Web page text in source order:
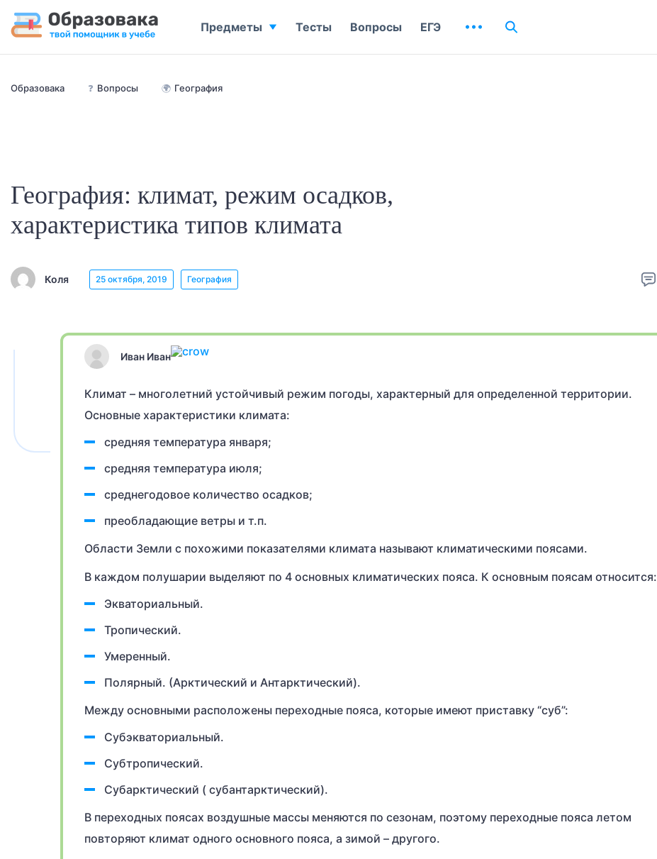
Образовака ❓ Вопросы 🌍 География
География: климат, режим осадков,
характеристика типов климата
Коля 25 октября, 2019 География
Иван Иван
Климат – многолетний устойчивый режим погоды, характерный для определенной территории.
Основные характеристики климата:
средняя температура января;
средняя температура июля;
среднегодовое количество осадков;
преобладающие ветры и т.п.
Области Земли с похожими показателями климата называют климатическими поясами.
В каждом полушарии выделяют по 4 основных климатических пояса. К основным поясам относится:
Экваториальный.
Тропический.
Умеренный.
Полярный. (Арктический и Антарктический).
Между основными расположены переходные пояса, которые имеют приставку “суб”:
Субэкваториальный.
Субтропический.
Субарктический ( субантарктический).
В переходных поясах воздушные массы меняются по сезонам, поэтому переходные пояса летом
повторяют климат одного основного пояса, а зимой – другого.
Предметы Тесты Вопросы ЕГЭ